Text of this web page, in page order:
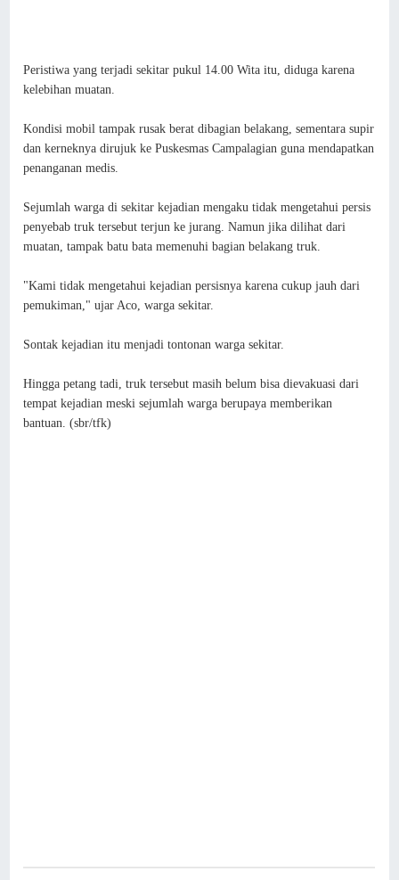
Peristiwa yang terjadi sekitar pukul 14.00 Wita itu, diduga karena
kelebihan muatan.
Kondisi mobil tampak rusak berat dibagian belakang, sementara supir
dan kerneknya dirujuk ke Puskesmas Campalagian guna mendapatkan
penanganan medis.
Sejumlah warga di sekitar kejadian mengaku tidak mengetahui persis
penyebab truk tersebut terjun ke jurang. Namun jika dilihat dari
muatan, tampak batu bata memenuhi bagian belakang truk.
"Kami tidak mengetahui kejadian persisnya karena cukup jauh dari
pemukiman," ujar Aco, warga sekitar.
Sontak kejadian itu menjadi tontonan warga sekitar.
Hingga petang tadi, truk tersebut masih belum bisa dievakuasi dari
tempat kejadian meski sejumlah warga berupaya memberikan
bantuan. (sbr/tfk)